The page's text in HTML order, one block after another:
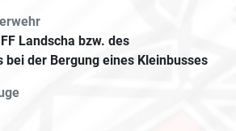
Landscha bzw. des
bei der Bergung eines Kleinbusses